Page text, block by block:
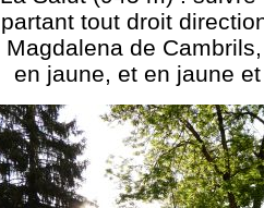
partant tout droit
Magdalena de
en jaune, et en jaune